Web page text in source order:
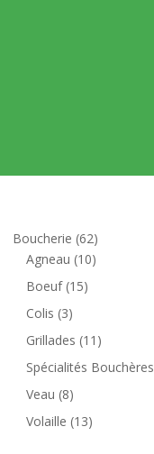
Boucherie 6262
produits
Agneau 1010
Boeuf 1515
Colis 33
produits
Grillades 11 11
produits
Spécialités Bouchères
Veau 88
produits
Volaille 1313